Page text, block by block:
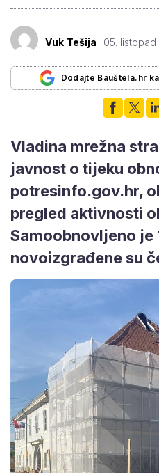
Vuk Tešija 05. listopad
Dodajte Bauštela.hr
Vladina mrežna
javnost o tijeku
potresinfo.gov.hr,
pregled aktivnosti
Samoobnovljeno je
novoizgrađene su